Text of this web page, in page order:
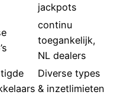
jackpots
continu
toegankelijk,
NL dealers
Diverse types
& inzetlimieten